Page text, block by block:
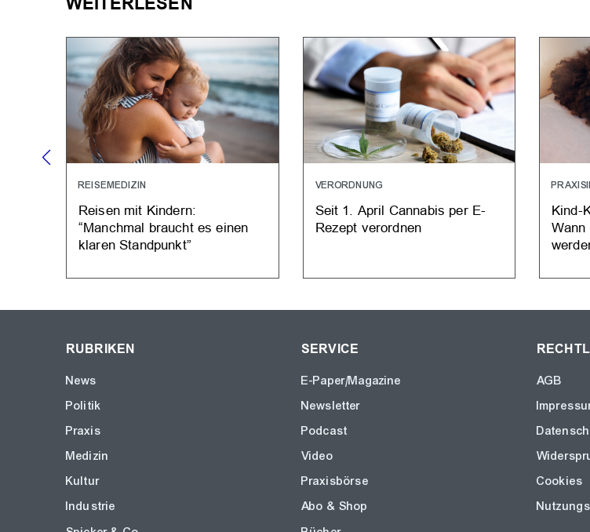
REISEMEDIZIN
Reisen mit Kindern:
“Manchmal braucht es einen
klaren Standpunkt”
VERORDNUNG
Seit 1. April Cannabis per E-
Rezept verordnen
Kind-
Wann
RUBRIKEN
News
Politik
Praxis
Medizin
Kultur
Industrie
SERVICE
E-Paper/Magazine
Newsletter
Podcast
Video
Praxisbörse
Abo & Shop
AGB
Cookies